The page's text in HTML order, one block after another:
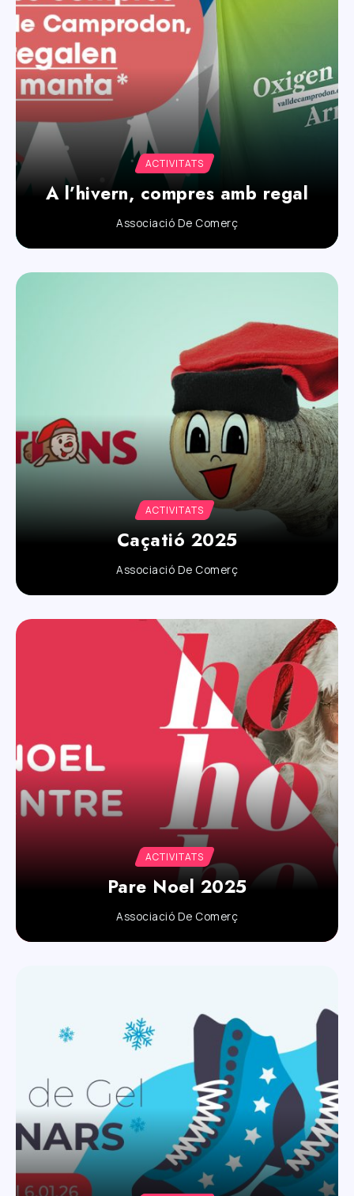
ACTIVITATS
A l’hivern, compres amb regal
Associació De Comerç
ACTIVITATS
Caçatió 2025
Associació De Comerç
ACTIVITATS
Pare Noel 2025
Associació De Comerç